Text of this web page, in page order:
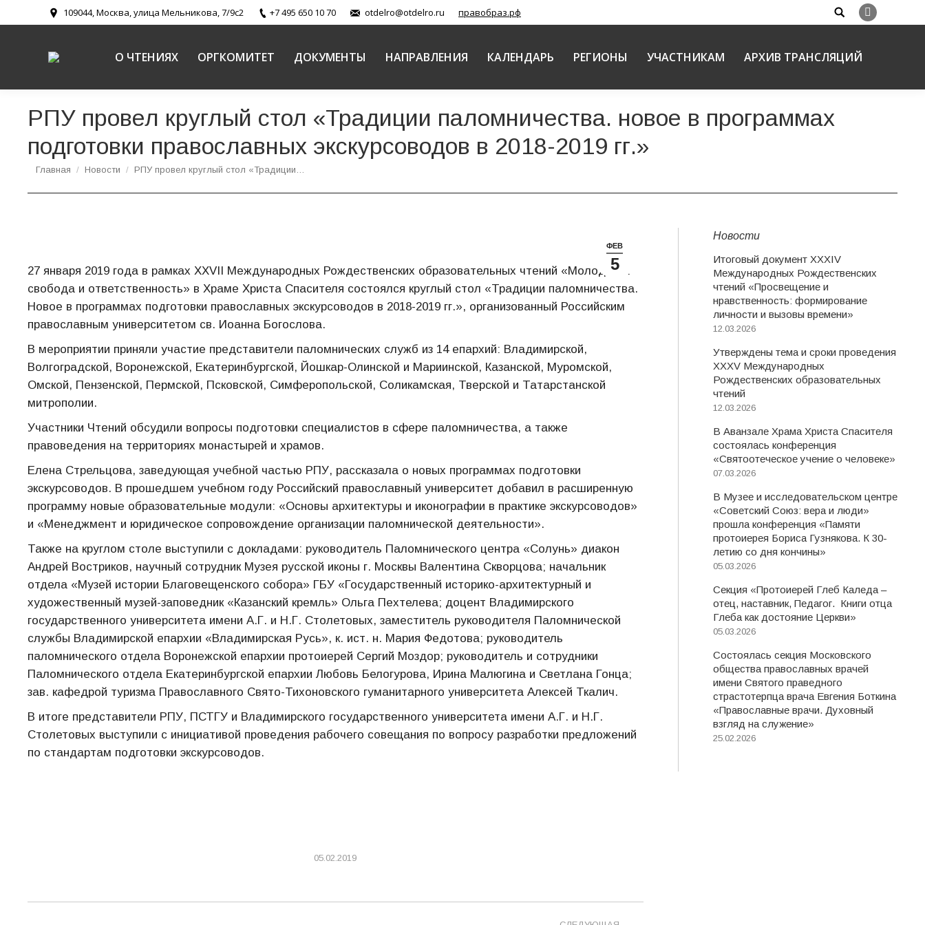
109044, Москва, улица Мельникова, 7/9с2 +7 495 650 10 70 otdelro@otdelro.ru правобраз.рф Search:
Вконтакте
О ЧТЕНИЯХ ОРГКОМИТЕТ ДОКУМЕНТЫ НАПРАВЛЕНИЯ КАЛЕНДАРЬ РЕГИОНЫ УЧАСТНИКАМ АРХИВ ТРАНСЛЯЦИЙ
РПУ провел круглый стол «Традиции паломничества. новое в программах
подготовки православных экскурсоводов в 2018-2019 гг.»
Вы здесь:
Главная Новости РПУ провел круглый стол «Традиции…
ФЕВ
5
27 января 2019 года в рамках XXVII Международных Рождественских образовательных чтений «Молодежь:
свобода и ответственность» в Храме Христа Спасителя состоялся круглый стол «Традиции паломничества.
Новое в программах подготовки православных экскурсоводов в 2018-2019 гг.», организованный Российским
православным университетом св. Иоанна Богослова.
В мероприятии приняли участие представители паломнических служб из 14 епархий: Владимирской,
Волгоградской, Воронежской, Екатеринбургской, Йошкар-Олинской и Мариинской, Казанской, Муромской,
Омской, Пензенской, Пермской, Псковской, Симферопольской, Соликамская, Тверской и Татарстанской
митрополии.
Участники Чтений обсудили вопросы подготовки специалистов в сфере паломничества, а также
правоведения на территориях монастырей и храмов.
Елена Стрельцова, заведующая учебной частью РПУ, рассказала о новых программах подготовки
экскурсоводов. В прошедшем учебном году Российский православный университет добавил в расширенную
программу новые образовательные модули: «Основы архитектуры и иконографии в практике экскурсоводов»
и «Менеджмент и юридическое сопровождение организации паломнической деятельности».
Также на круглом столе выступили с докладами: руководитель Паломнического центра «Солунь» диакон
Андрей Востриков, научный сотрудник Музея русской иконы г. Москвы Валентина Скворцова; начальник
отдела «Музей истории Благовещенского собора» ГБУ «Государственный историко-архитектурный и
художественный музей-заповедник «Казанский кремль» Ольга Пехтелева; доцент Владимирского
государственного университета имени А.Г. и Н.Г. Столетовых, заместитель руководителя Паломнической
службы Владимирской епархии «Владимирская Русь», к. ист. н. Мария Федотова; руководитель
паломнического отдела Воронежской епархии протоиерей Сергий Моздор; руководитель и сотрудники
Паломнического отдела Екатеринбургской епархии Любовь Белогурова, Ирина Малюгина и Светлана Гонца;
зав. кафедрой туризма Православного Свято-Тихоновского гуманитарного университета Алексей Ткалич.
В итоге представители РПУ, ПСТГУ и Владимирского государственного университета имени А.Г. и Н.Г.
Столетовых выступили с инициативой проведения рабочего совещания по вопросу разработки предложений
по стандартам подготовки экскурсоводов.
05.02.2019
Новости
Итоговый документ XXХIV
Международных Рождественских
чтений «Просвещение и
нравственность: формирование
личности и вызовы времени»
12.03.2026
Утверждены тема и сроки проведения
XXXV Международных
Рождественских образовательных
чтений
12.03.2026
В Аванзале Храма Христа Спасителя
состоялась конференция
«Святоотеческое учение о человеке»
07.03.2026
В Музее и исследовательском центре
«Советский Союз: вера и люди»
прошла конференция «Памяти
протоиерея Бориса Гузнякова. К 30-
летию со дня кончины»
05.03.2026
Секция «Протоиерей Глеб Каледа –
отец, наставник, Педагог. Книги отца
Глеба как достояние Церкви»
05.03.2026
Состоялась секция Московского
общества православных врачей
имени Святого праведного
страстотерпца врача Евгения Боткина
«Православные врачи. Духовный
взгляд на служение»
25.02.2026